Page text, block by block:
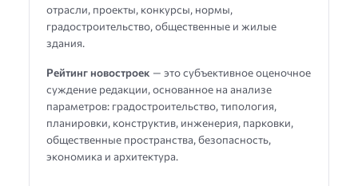
отрасли, проекты, конкурсы, нормы,
градостроительство, общественные и жилые
здания.
Рейтинг новостроек — это субъективное оценочное
суждение редакции, основанное на анализе
параметров: градостроительство, типология,
планировки, конструктив, инженерия, парковки,
общественные пространства, безопасность,
экономика и архитектура.